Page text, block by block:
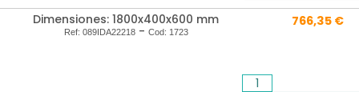
Dimensiones: 1800x400x600 mm
Ref: 089IDA22218- Cod: 1723
766,35 €